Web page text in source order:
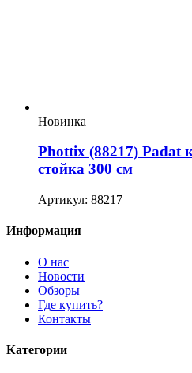
Новинка
Phottix (88217) Padat
стойка 300 см
Артикул: 88217
Информация
О нас
Новости
Обзоры
Где купить?
Контакты
Категории